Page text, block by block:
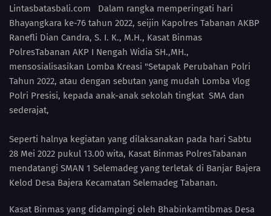
Lintasbatasbali.com Dalam rangka memperingati hari
Bhayangkara ke-76 tahun 2022, seijin Kapolres Tabanan AKBP
Ranefli Dian Candra, S. I. K., M.H., Kasat Binmas
PolresTabanan AKP I Nengah Widia SH.,MH.,
mensosialisasikan Lomba Kreasi "Setapak Perubahan Polri
Tahun 2022, atau dengan sebutan yang mudah Lomba Vlog
Polri Presisi, kepada anak-anak sekolah tingkat SMA dan
sederajat,
Seperti halnya kegiatan yang dilaksanakan pada hari Sabtu
28 Mei 2022 pukul 13.00 wita, Kasat Binmas PolresTabanan
mendatangi SMAN 1 Selemadeg yang terletak di Banjar Bajera
Kelod Desa Bajera Kecamatan Selemadeg Tabanan.
Kasat Binmas yang didampingi oleh Bhabinkamtibmas Desa